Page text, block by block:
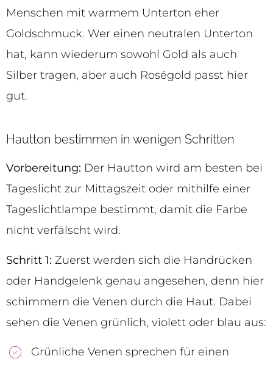
Menschen mit warmem Unterton eher
Goldschmuck. Wer einen neutralen Unterton
hat, kann wiederum sowohl Gold als auch
Silber tragen, aber auch Roségold passt hier
gut.
Hautton bestimmen in wenigen Schritten
Vorbereitung: Der Hautton wird am besten bei
Tageslicht zur Mittagszeit oder mithilfe einer
Tageslichtlampe bestimmt, damit die Farbe
nicht verfälscht wird.
Schritt 1: Zuerst werden sich die Handrücken
oder Handgelenk genau angesehen, denn hier
schimmern die Venen durch die Haut. Dabei
sehen die Venen grünlich, violett oder blau aus:
Grünliche Venen sprechen für einen